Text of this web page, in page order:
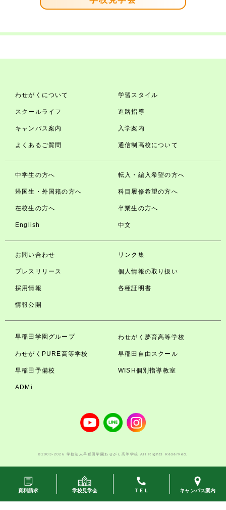
わせがくについて 学習スタイル
スクールライフ 進路指導
キャンパス案内 入学案内
よくあるご質問 通信制高校について
中学生の方へ 転入・編入希望の方へ
帰国生・外国籍の方へ 科目履修希望の方へ
在校生の方へ 卒業生の方へ
English 中文
資料請求 学校見学会 ＴＥＬ キャンパス案内
お問い合わせ リンク集
プレスリリース 個人情報の取り扱い
採用情報 各種証明書
情報公開
早稲田学園グループ わせがく夢育高等学校
わせがくPURE高等学校 早稲田自由スクール
早稲田予備校 WISH個別指導教室
ADMi
©2003-2026 学校法人早稲田学園わせがく高等学校 All Rights Reserved.